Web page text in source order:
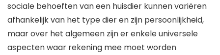
sociale behoeften van een huisdier kunnen variëren
afhankelijk van het type dier en zijn persoonlijkheid,
maar over het algemeen zijn er enkele universele
aspecten waar rekening mee moet worden